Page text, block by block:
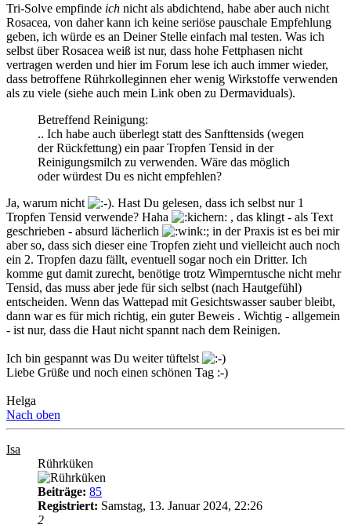
Tri-Solve empfinde ich nicht als abdichtend, habe aber auch nicht
Rosacea, von daher kann ich keine seriöse pauschale Empfehlung
geben, ich würde es an Deiner Stelle einfach mal testen. Was ich
selbst über Rosacea weiß ist nur, dass hohe Fettphasen nicht
vertragen werden und hier im Forum lese ich auch immer wieder,
dass betroffene Rührkolleginnen eher wenig Wirkstoffe verwenden
als zu viele (siehe auch mein Link oben zu Dermaviduals).
Betreffend Reinigung:
.. Ich habe auch überlegt statt des Sanfttensids (wegen
der Rückfettung) ein paar Tropfen Tensid in der
Reinigungsmilch zu verwenden. Wäre das möglich
oder würdest Du es nicht empfehlen?
Ja, warum nicht
. Hast Du gelesen, dass ich selbst nur 1
Tropfen Tensid verwende? Haha
, das klingt - als Text
geschrieben - absurd lächerlich
; in der Praxis ist es bei mir
aber so, dass sich dieser eine Tropfen zieht und vielleicht auch noch
ein 2. Tropfen dazu fällt, eventuell sogar noch ein Dritter. Ich
komme gut damit zurecht, benötige trotz Wimperntusche nicht mehr
Tensid, das muss aber jede für sich selbst (nach Hautgefühl)
entscheiden. Wenn das Wattepad mit Gesichtswasser sauber bleibt,
dann war es für mich richtig, ein guter Beweis . Wichtig - allgemein
- ist nur, dass die Haut nicht spannt nach dem Reinigen.
Ich bin gespannt was Du weiter tüftelst
Liebe Grüße und noch einen schönen Tag :-)
Helga
Nach oben
Isa
Rührküken
Beiträge: 85
Registriert: Samstag, 13. Januar 2024, 22:26
2